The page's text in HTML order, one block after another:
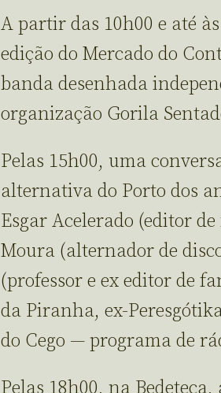
A partir das 10h00 e até
edição do Mercado do
banda desenhada
organização Gorila
Pelas 15h00, uma
alternativa do Porto dos
Esgar Acelerado (editor
Moura (alternador de
(professor e ex editor de
da Piranha, ex-
do Cego — programa de